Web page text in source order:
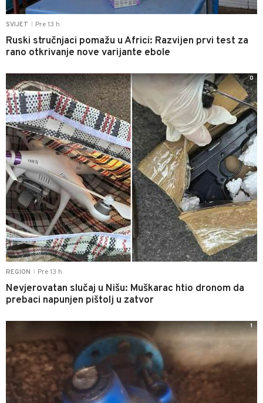
SVIJET Pre 13 h
Ruski stručnjaci pomažu u Africi: Razvijen prvi test za
rano otkrivanje nove varijante ebole
REGION Pre 13 h
Nevjerovatan slučaj u Nišu: Muškarac htio dronom da
prebaci napunjen pištolj u zatvor
0
1